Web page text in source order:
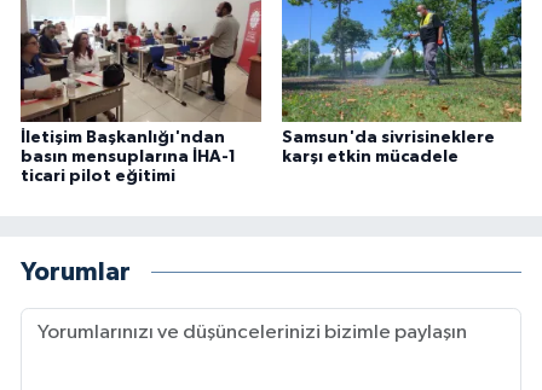
İletişim Başkanlığı'ndan
basın mensuplarına İHA-1
ticari pilot eğitimi
Samsun'da sivrisineklere
karşı etkin mücadele
Yorumlar